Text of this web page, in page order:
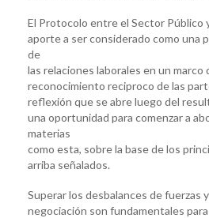
El Protocolo entre el Sector Público
aporte a ser considerado como una
de
las relaciones laborales en un marco
reconocimiento reciproco de las
reflexión que se abre luego del
una oportunidad para comenzar a
materias
como esta, sobre la base de los
arriba señalados.
Superar los desbalances de fuerzas
negociación son fundamentales